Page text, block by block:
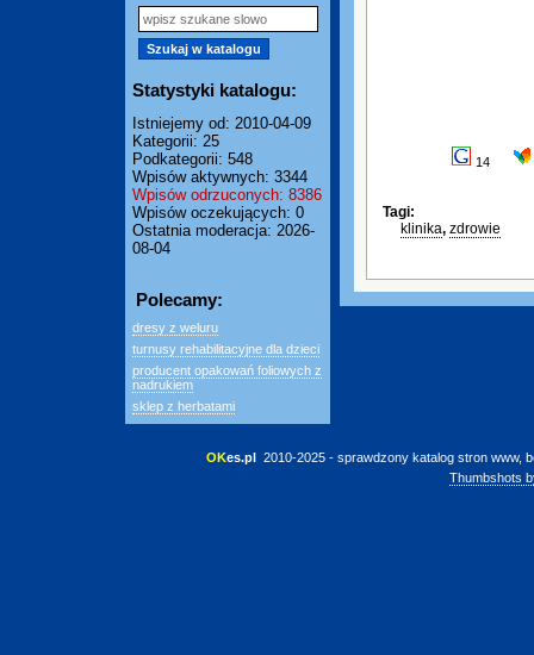
Statystyki katalogu:
Istniejemy od: 2010-04-09
Kategorii: 25
Podkategorii: 548
Wpisów aktywnych: 3344
Wpisów odrzuconych: 8386
Wpisów oczekujących: 0
Ostatnia moderacja: 2026-
08-04
Polecamy:
dresy z weluru
turnusy rehabilitacyjne dla dzieci
producent opakowań foliowych z
nadrukiem
sklep z herbatami
14
Tagi:
klinika, zdrowie
OKes.pl 2010-2025 - sprawdzony katalog stron www,
Thumbshots